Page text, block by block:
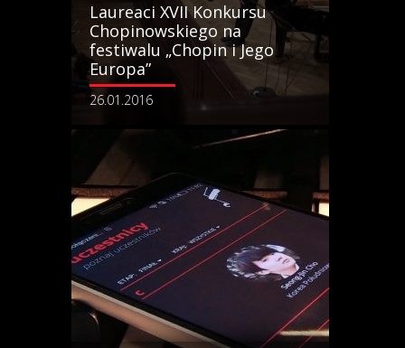
Laureaci XVII Konkursu
Chopinowskiego na
festiwalu „Chopin i Jego
Europa”
26.01.2016